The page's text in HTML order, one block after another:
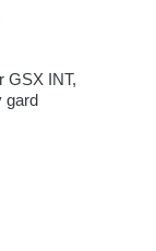
GSX INT,
gard